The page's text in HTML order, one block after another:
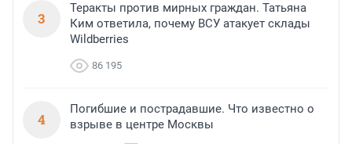
3
Теракты против мирных граждан. Татьяна
Ким ответила, почему ВСУ атакует склады
Wildberries
86 195
4
Погибшие и пострадавшие. Что известно о
взрыве в центре Москвы